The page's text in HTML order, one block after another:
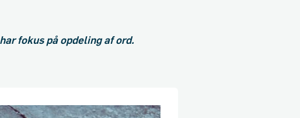
fokus på opdeling af ord.